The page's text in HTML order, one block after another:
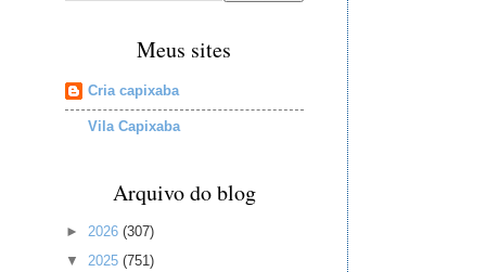
Meus sites
Cria capixaba
Vila Capixaba
Arquivo do blog
► 2026 (307)
▼ 2025 (751)